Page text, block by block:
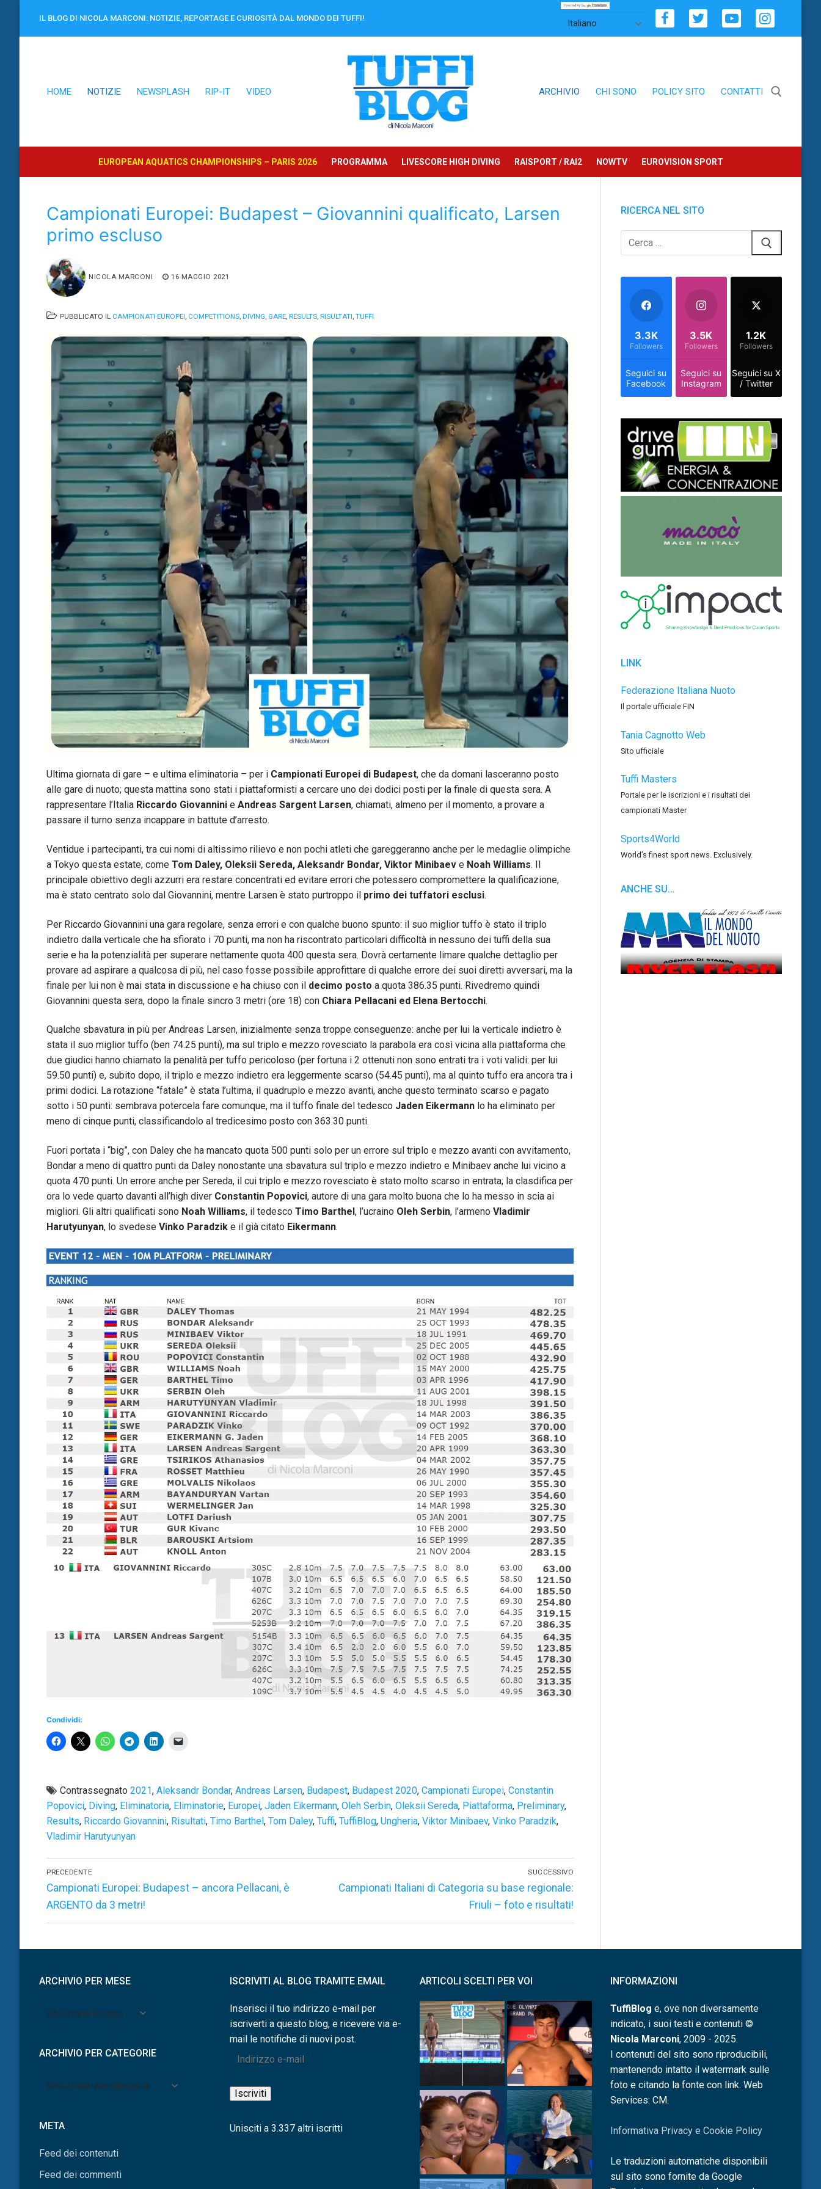
contenuto
IL BLOG DI NICOLA MARCONI: NOTIZIE, REPORTAGE E CURIOSITÀ DAL MONDO DEI TUFFI!
HOME NOTIZIE NEWSPLASH RIP-IT VIDEO ARCHIVIO CHI SONO POLICY SITO CONTATTI
EUROPEAN AQUATICS CHAMPIONSHIPS – PARIS 2026 PROGRAMMA LIVESCORE HIGH DIVING RAISPORT / RAI2 NOWTV EUROVISION SPORT
Campionati Europei: Budapest – Giovannini qualificato, Larsen
primo escluso
NICOLA MARCONI 16 MAGGIO 2021
PUBBLICATO IL CAMPIONATI EUROPEI COMPETITIONS DIVING GARE RESULTS RISULTATI TUFFI
Ultima giornata di gare – e ultima eliminatoria – per i Campionati Europei di Budapest, che da domani lasceranno posto
alle gare di nuoto; questa mattina sono stati i piattaformisti a cercare uno dei dodici posti per la finale di questa sera. A
rappresentare l’Italia Riccardo Giovannini e Andreas Sargent Larsen, chiamati, almeno per il momento, a provare a
passare il turno senza incappare in battute d’arresto.
Ventidue i partecipanti, tra cui nomi di altissimo rilievo e non pochi atleti che gareggeranno anche per le medaglie olimpiche
a Tokyo questa estate, come Tom Daley, Oleksii Sereda, Aleksandr Bondar, Viktor Minibaev e Noah Williams. Il
principale obiettivo degli azzurri era restare concentrati ed evitare errori che potessero compromettere la qualificazione,
ma è stato centrato solo dal Giovannini, mentre Larsen è stato purtroppo il primo dei tuffatori esclusi.
Per Riccardo Giovannini una gara regolare, senza errori e con qualche buono spunto: il suo miglior tuffo è stato il triplo
indietro dalla verticale che ha sfiorato i 70 punti, ma non ha riscontrato particolari difficoltà in nessuno dei tuffi della sua
serie e ha la potenzialità per superare nettamente quota 400 questa sera. Dovrà certamente limare qualche dettaglio per
provare ad aspirare a qualcosa di più, nel caso fosse possibile approfittare di qualche errore dei suoi diretti avversari, ma la
finale per lui non è mai stata in discussione e ha chiuso con il decimo posto a quota 386.35 punti. Rivedremo quindi
Giovannini questa sera, dopo la finale sincro 3 metri (ore 18) con Chiara Pellacani ed Elena Bertocchi.
Qualche sbavatura in più per Andreas Larsen, inizialmente senza troppe conseguenze: anche per lui la verticale indietro è
stata il suo miglior tuffo (ben 74.25 punti), ma sul triplo e mezzo rovesciato la parabola era così vicina alla piattaforma che
due giudici hanno chiamato la penalità per tuffo pericoloso (per fortuna i 2 ottenuti non sono entrati tra i voti validi: per lui
59.50 punti) e, subito dopo, il triplo e mezzo indietro era leggermente scarso (54.45 punti), ma al quinto tuffo era ancora tra i
primi dodici. La rotazione “fatale” è stata l’ultima, il quadruplo e mezzo avanti, anche questo terminato scarso e pagato
sotto i 50 punti: sembrava potercela fare comunque, ma il tuffo finale del tedesco Jaden Eikermann lo ha eliminato per
meno di cinque punti, classificandolo al tredicesimo posto con 363.30 punti.
Fuori portata i “big”, con Daley che ha mancato quota 500 punti solo per un errore sul triplo e mezzo avanti con avvitamento,
Bondar a meno di quattro punti da Daley nonostante una sbavatura sul triplo e mezzo indietro e Minibaev anche lui vicino a
quota 470 punti. Un errore anche per Sereda, il cui triplo e mezzo rovesciato è stato molto scarso in entrata; la clasdifica per
ora lo vede quarto davanti all’high diver Constantin Popovici, autore di una gara molto buona che lo ha messo in scia ai
migliori. Gli altri qualificati sono Noah Williams, il tedesco Timo Barthel, l’ucraino Oleh Serbin, l’armeno Vladimir
Harutyunyan, lo svedese Vinko Paradzik e il già citato Eikermann.
Condividi:
Contrassegnato 2021, Aleksandr Bondar, Andreas Larsen, Budapest, Budapest 2020, Campionati Europei, Constantin
Popovici, Diving, Eliminatoria, Eliminatorie, Europei, Jaden Eikermann, Oleh Serbin, Oleksii Sereda, Piattaforma, Preliminary,
Results, Riccardo Giovannini, Risultati, Timo Barthel , Tom Daley, Tuffi, TuffiBlog, Ungheria, Viktor Minibaev, Vinko Paradzik,
Vladimir Harutyunyan
Navigazione
articoli
PRECEDENTE
Articolo
precedente:
Campionati Europei: Budapest – ancora Pellacani, è
ARGENTO da 3 metri!
SUCCESSIVO
Articolo
Campionati Italiani di Categoria su base regionale:
Friuli – foto e risultati!
RICERCA NEL SITO
Cerca:
Seguici su
Facebook
3.3K
Followers
Seguici su
Instagram
3.5K
Followers
Seguici su X
/ Twitter
1.2K
Followers
LINK
Federazione Italiana Nuoto
Il portale ufficiale FIN
Tania Cagnotto Web
Sito ufficiale
Tuffi Masters
Portale per le iscrizioni e i risultati dei
campionati Master
Sports4World
World’s finest sport news. Exclusively.
ANCHE SU…
ARCHIVIO PER MESE
Archivio
ARCHIVIO PER CATEGORIE
Archivio
META
Feed dei contenuti
Feed dei commenti
ISCRIVITI AL BLOG TRAMITE EMAIL
Inserisci il tuo indirizzo e-mail per
iscriverti a questo blog, e ricevere via e-
mail le notifiche di nuovi post.
Indirizzo
mail
Iscriviti
Unisciti a 3.337 altri iscritti
ARTICOLI SCELTI PER VOI INFORMAZIONI
TuffiBlog e, ove non diversamente
indicato, i suoi testi e contenuti ©
Nicola Marconi, 2009 - 2025.
I contenuti del sito sono riproducibili,
mantenendo intatto il watermark sulle
foto e citando la fonte con link. Web
Services: CM.
Informativa Privacy e Cookie Policy
Le traduzioni automatiche disponibili
sul sito sono fornite da Google